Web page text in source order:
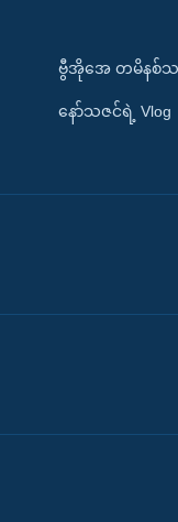
ဗွီအိုအေ တမိနစ်သ
နော်သဇင်ရဲ့ Vlog